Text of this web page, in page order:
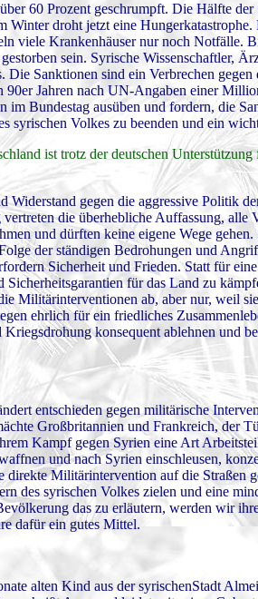
60 Prozent geschrumpft. Die Hälfte
droht jetzt eine
viele Krankenhäuser nur noch Notfälle.
sein. Syrische Wissenschaftler,
Sanktionen sind ein Verbrechen
Jahren nach UN-Angaben einer
Bundestag ausüben und fordern, die
syrischen Volkes zu beenden und ein
ist trotz der deutschen
Widerstand gegen die aggressive Politik
die überhebliche Auffassung, alle
und dürften keine eigene Wege
der ständigen Bedrohungen und
Sicherheit und Frieden. Statt für
für das Land zu
Militärinterventionen ab, aber nur, weil
ehrlich für ein friedliches
konsequent ablehnen und
entschieden gegen militärische
Großbritannien und Frankreich, der
Kampf gegen Syrien eine Art
und nach Syrien einschleusen,
Militärintervention auf die Straßen
des syrischen Volkes zielen und eine
das zu erläutern, werden wir
dafür ein gutes Mittel.
alten Kind aus der syrischenStadt